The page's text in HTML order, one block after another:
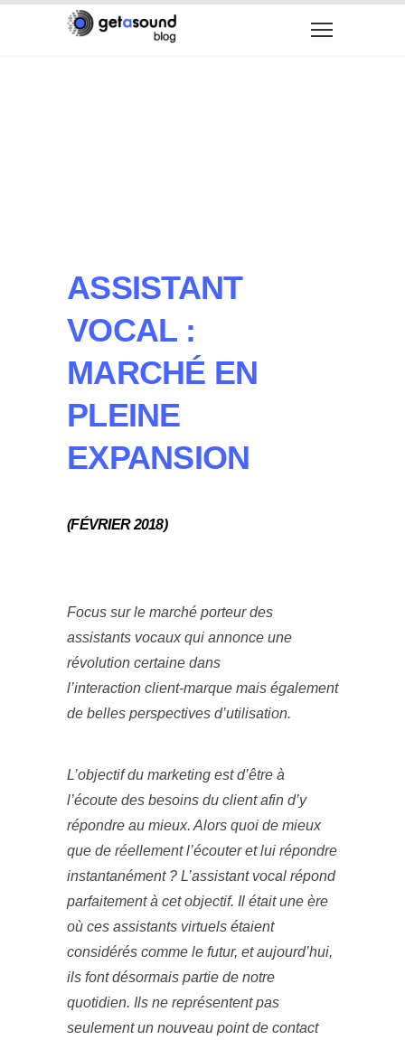
ASSISTANT
VOCAL :
MARCHÉ EN
PLEINE
EXPANSION
(FÉVRIER 2018)
Focus sur le marché porteur des
assistants vocaux qui annonce une
révolution certaine dans
l’interaction client-marque mais également
de belles perspectives d’utilisation.
L’objectif du marketing est d’être à
l’écoute des besoins du client afin d’y
répondre au mieux. Alors quoi de mieux
que de réellement l’écouter et lui répondre
instantanément ? L’assistant vocal répond
parfaitement à cet objectif. Il était une ère
où ces assistants virtuels étaient
considérés comme le futur, et aujourd’hui,
ils font désormais partie de notre
quotidien. Ils ne représentent pas
seulement un nouveau point de contact